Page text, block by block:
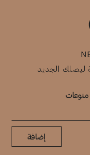
ليصلك الجديد
منوعات
إضافة